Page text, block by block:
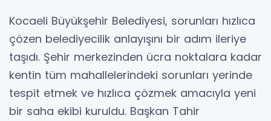
Kocaeli Büyükşehir Belediyesi, sorunları hızlıca
çözen belediyecilik anlayışını bir adım ileriye
taşıdı. Şehir merkezinden ücra noktalara kadar
kentin tüm mahallelerindeki sorunları yerinde
tespit etmek ve hızlıca çözmek amacıyla yeni
bir saha ekibi kuruldu. Başkan Tahir